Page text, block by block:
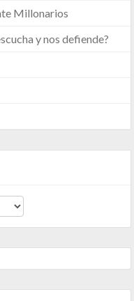
Millonarios
y nos defiende?